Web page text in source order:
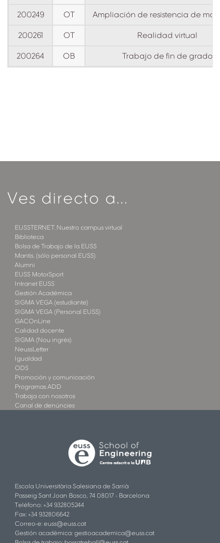
200249 OT Ampliación de resistencia de
200261 OT Realidad virtual
200264 OB Trabajo de fin de grado
Ves directo a...
EUSSTERNET. Nuestro campus virtual
Biblioteca
Bolsa de Trabajo de la EUSS
Mantis. (sólo personal EUSS)
Alumni
EUSS MotorSport
Intranet EUSS
Gestión Académica
SIGMA VEGA (estudiante)
SIGMA VEGA (Personal EUSS)
GACOnLine
Calidad docente
SIGMA (Nou ingrés)
NeussLetter
Igualdad
ODS
Promoción y comunicación
Programas ADD
Trabaja con nosotros
Canal de denúncies
Escola Universitària Salesiana de Sarrià
Passeig Sant Joan Bosco, 74 08017 - Barcelona
Teléfono: +34 932805244
Fax: +34 932806642
Correo-e: euss@euss.cat
Gestión académica: gestioacademica@euss.cat